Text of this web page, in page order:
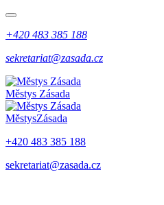
+420 483 385 188
sekretariat@zasada.cz
Městys Zásada
MěstysZásada
+420 483 385 188
sekretariat@zasada.cz